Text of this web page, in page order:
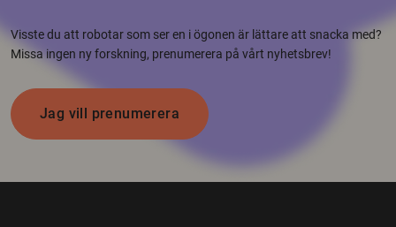
Visste du att robotar som ser en i ögonen är lättare att snacka med?
Missa ingen ny forskning, prenumerera på vårt nyhetsbrev!
Jag vill prenumerera